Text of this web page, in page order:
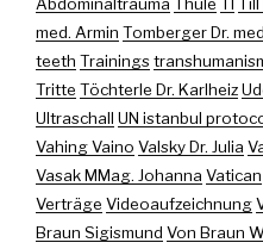
Abdominaltrauma Thule TI Till
med. Armin Tomberger Dr.
teeth Trainings
Tritte Töchterle Dr. Karlheiz
Ultraschall UN istanbul
Vahing Vaino Valsky Dr. Julia
Vasak MMag. Johanna Vatican
Verträge Videoaufzeichnung
Braun Sigismund Von Braun